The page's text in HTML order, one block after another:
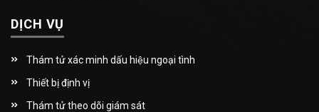
DỊCH VỤ
Thám tử xác minh dấu hiệu ngoại tình
Thiết bị định vị
Thám tử theo dõi giám sát